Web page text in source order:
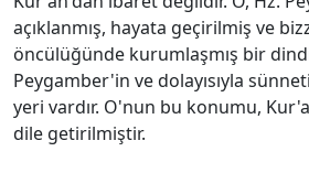
açıklanmış, hayata geçirilmiş ve
öncülüğünde kurumlaşmış bir
Peygamber'in ve dolayısıyla
yeri vardır. O'nun bu konumu,
dile getirilmiştir.